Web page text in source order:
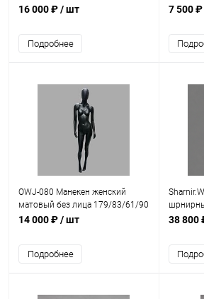
ПНД
16 000 ₽/ шт
Подробнее
7 500 ₽
OWJ-080 Манекен женский
матовый без лица 179/83/61/90
14 000 ₽/ шт
Подробнее
38 800